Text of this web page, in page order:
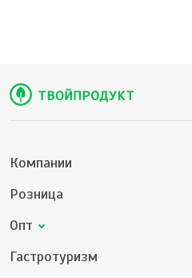
Компании
Розница
Опт
Гастротуризм